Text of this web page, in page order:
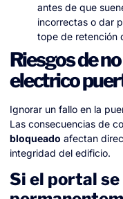
antes de que
incorrectas o dar
tope de retención
Riesgos de
electrico
Ignorar un fallo en la
Las consecuencias de
bloqueado afectan
integridad del edificio.
Si el portal se